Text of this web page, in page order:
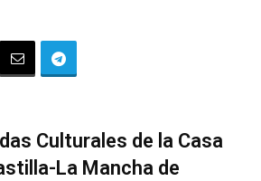
Culturales de la Casa
La Mancha de